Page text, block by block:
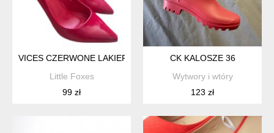
VICES CZERWONE LAKIEROWANE SZPILKI BUTY NA OBCASIE
Little Foxes
99 zł
CK KALOSZE 36
Wytwory i wtóry
123 zł